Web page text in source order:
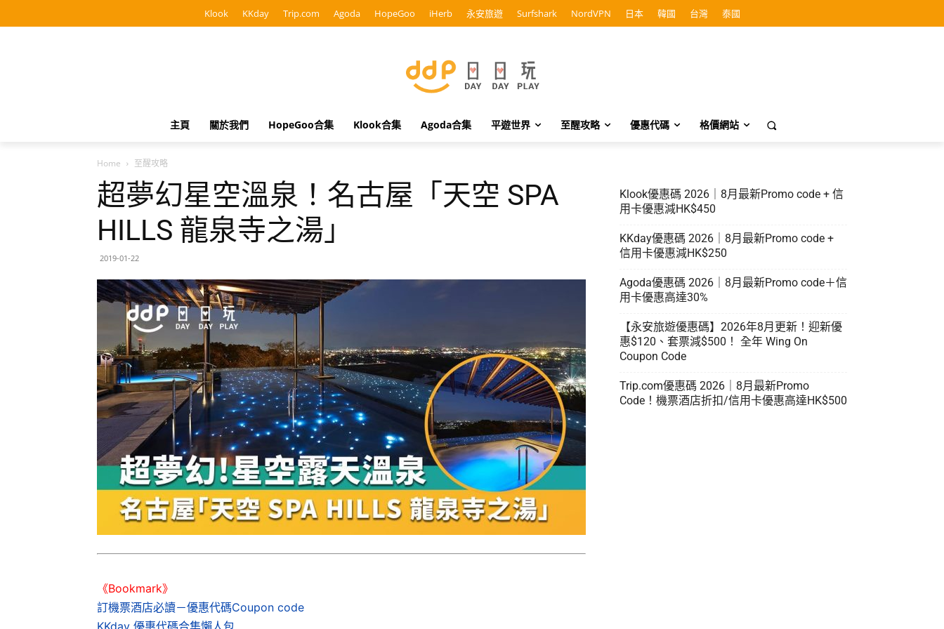
Klook KKday Trip.com Agoda HopeGoo iHerb 永安旅遊 Surfshark NordVPN 日本 韓國 台灣 泰國
主頁 關於我們 HopeGoo合集 Klook合集 Agoda合集 平遊世界 至醒攻略 優惠代碼 格價網站
Home 至醒攻略
超夢幻星空溫泉！名古屋「天空 SPA
HILLS 龍泉寺之湯」
2019-01-22
《Bookmark》
訂機票酒店必讀－優惠代碼Coupon code
KKday 優惠代碼合集懶人包
Klook優惠碼 2026｜8月最新Promo code + 信
用卡優惠減HK$450
KKday優惠碼 2026｜8月最新Promo code +
信用卡優惠減HK$250
Agoda優惠碼 2026｜8月最新Promo code＋信
用卡優惠高達30%
【永安旅遊優惠碼】2026年8月更新！迎新優
惠$120、套票減$500！ 全年 Wing On
Coupon Code
Trip.com優惠碼 2026｜8月最新Promo
Code！機票酒店折扣/信用卡優惠高達HK$500